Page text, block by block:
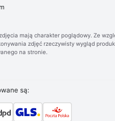
mają charakter poglądowy. Ze
zdjęć rzeczywisty wygląd
na stronie.
są: